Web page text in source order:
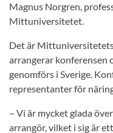
Magnus Norgren,
Mittuniversitetet.
Det är
arrangerar konferensen
genomförs i Sverige.
representanter för
– Vi är mycket glada
arrangör, vilket i sig är